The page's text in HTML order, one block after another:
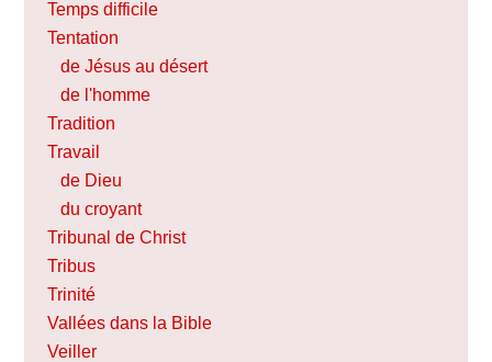
Temps difficile
Tentation
de Jésus au désert
de l'homme
Tradition
Travail
de Dieu
du croyant
Tribunal de Christ
Tribus
Trinité
Vallées dans la Bible
Veiller